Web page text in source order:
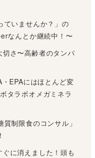
ていませんか？」の
なんとか継続中！〜
さ〜高齢者のタンパ
EPAにはほとんど変
タラボオメガミネラ
制限食のコンサル」
ぐに消えました！頭も